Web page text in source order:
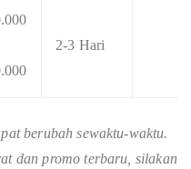
2-3 Hari
berubah sewaktu-waktu.
dan promo terbaru, silakan